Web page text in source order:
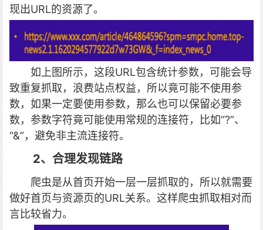
现出URL的资源了。
如上图所示，这段URL包含统计参数，可能会导
致重复抓取，浪费站点权益，所以竟可能不使用参
数，如果一定要使用参数，那么也可以保留必要参
数，参数字符竟可能使用常规的连接符，比如“?”、
“&”，避免非主流连接符。
2、合理发现链路
爬虫是从首页开始一层一层抓取的，所以就需要
做好首页与资源页的URL关系。这样爬虫抓取相对而
言比较省力。